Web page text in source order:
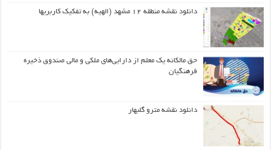
دانلود نقشه منطقه ۱۲ مشهد (الهیه) به تفکیک کاربریها
حق مالکانه یک معلم از دارایی‌های ملکی و مالی صندوق ذخیره
فرهنگیان
دانلود نقشه مترو گلبهار